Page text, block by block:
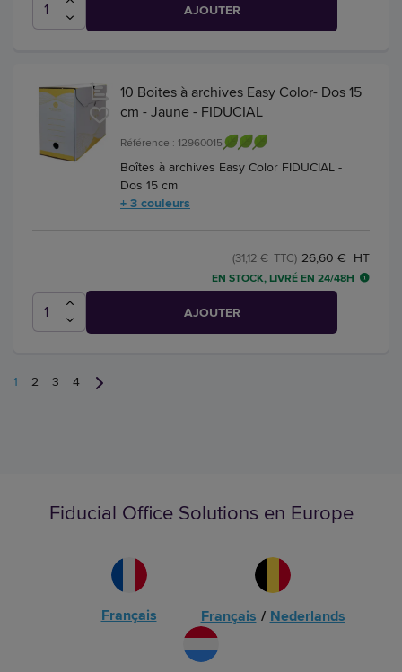
AJOUTER
10 Boites à archives Easy Color- Dos 15
cm - Jaune - FIDUCIAL
Référence : 12960015
Boîtes à archives Easy Color FIDUCIAL -
Dos 15 cm
+ 3 couleurs
26,60 € HT
(31,12 € TTC)
EN STOCK, LIVRÉ EN 24/48H
AJOUTER
1 2 3 4
Fiducial Office Solutions en Europe
Français Français / Nederlands